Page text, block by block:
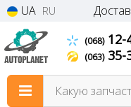
UA RU
(068)12-
(063)35-
Какую